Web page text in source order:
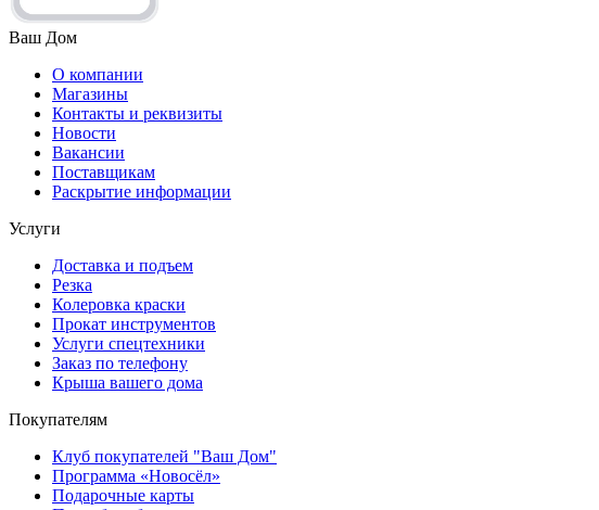
Ваш Дом
О компании
Магазины
Контакты и реквизиты
Новости
Вакансии
Поставщикам
Раскрытие информации
Услуги
Доставка и подъем
Резка
Колеровка краски
Прокат инструментов
Услуги спецтехники
Заказ по телефону
Крыша вашего дома
Покупателям
Клуб покупателей "Ваш Дом"
Программа «Новосёл»
Подарочные карты